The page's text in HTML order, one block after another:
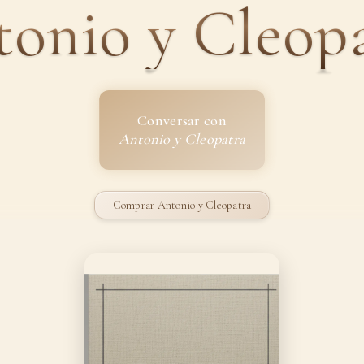
y
Conversar con
Antonio y Cleopatra
Comprar Antonio y Cleopatra